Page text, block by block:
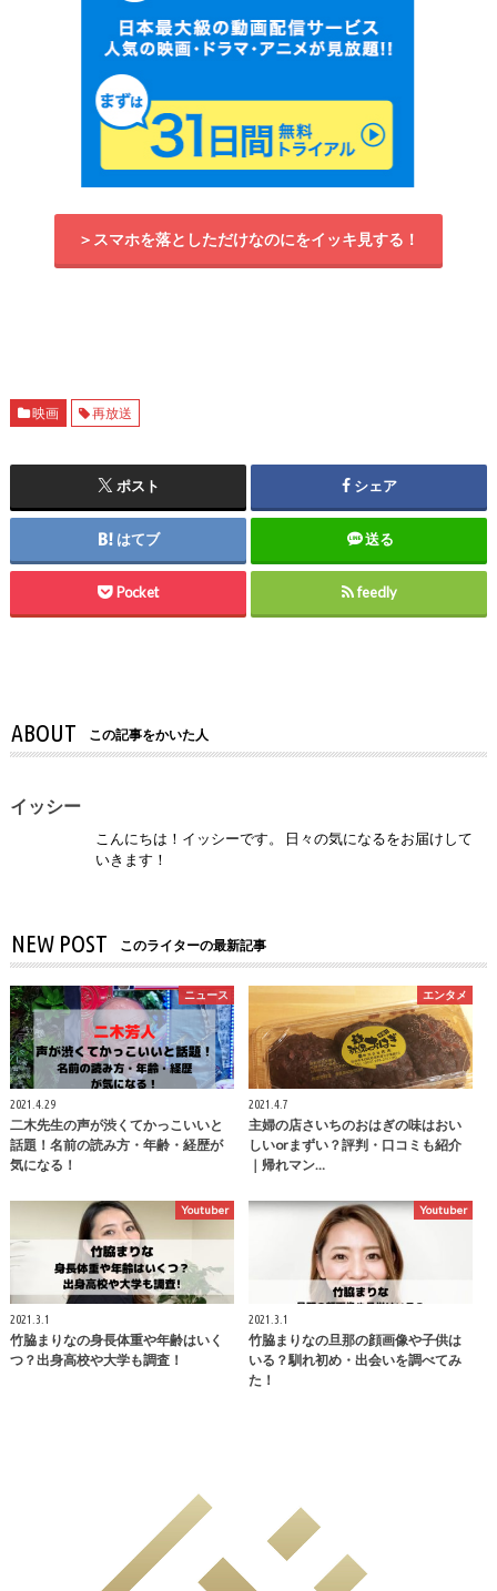
＞スマホを落としただけなのにをイッキ見する！
映画 再放送
ポスト シェア
はてブ 送る
Pocket feedly
ABOUT この記事をかいた人
イッシー
こんにちは！イッシーです。 日々の気になるをお届けして
いきます！
NEW POST このライターの最新記事
ニュース
2021.4.29
二木先生の声が渋くてかっこいいと
話題！名前の読み方・年齢・経歴が
気になる！
エンタメ
2021.4.7
主婦の店さいちのおはぎの味はおい
しいorまずい？評判・口コミも紹介
｜帰れマン…
Youtuber
2021.3.1
竹脇まりなの身長体重や年齢はいく
つ？出身高校や大学も調査！
Youtuber
2021.3.1
竹脇まりなの旦那の顔画像や子供は
いる？馴れ初め・出会いを調べてみ
た！